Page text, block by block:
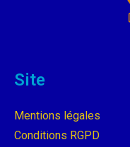
Site
Mentions légales
Conditions RGPD